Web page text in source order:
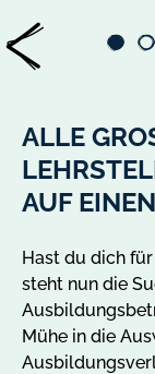
ALLE
UF EINEN
Hast du dich
steht nun die
Mühe in die